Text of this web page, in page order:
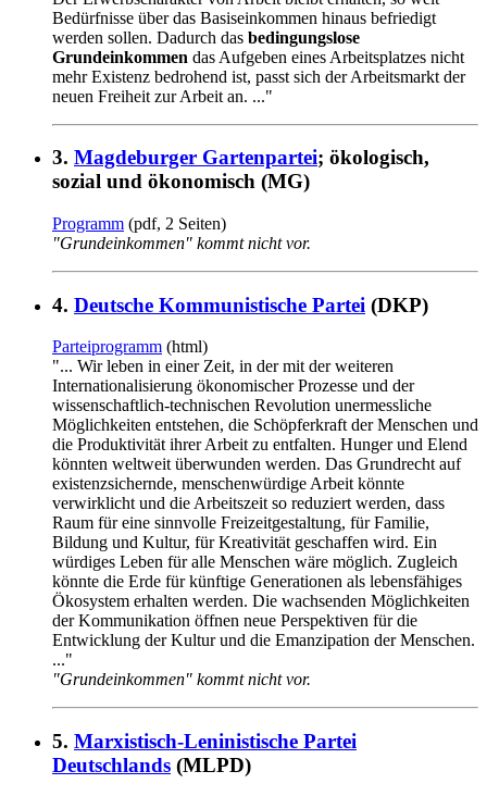
Bedürfnisse über das Basiseinkommen hinaus befriedigt
werden sollen. Dadurch das bedingungslose
Grundeinkommen das Aufgeben eines Arbeitsplatzes nicht
mehr Existenz bedrohend ist, passt sich der Arbeitsmarkt der
neuen Freiheit zur Arbeit an. ..."
3. Magdeburger Gartenpartei; ökologisch,
sozial und ökonomisch (MG)
Programm (pdf, 2 Seiten)
"Grundeinkommen" kommt nicht vor.
4. Deutsche Kommunistische Partei (DKP)
Parteiprogramm (html)
"... Wir leben in einer Zeit, in der mit der weiteren
Internationalisierung ökonomischer Prozesse und der
wissenschaftlich-technischen Revolution unermessliche
Möglichkeiten entstehen, die Schöpferkraft der Menschen und
die Produktivität ihrer Arbeit zu entfalten. Hunger und Elend
könnten weltweit überwunden werden. Das Grundrecht auf
existenzsichernde, menschenwürdige Arbeit könnte
verwirklicht und die Arbeitszeit so reduziert werden, dass
Raum für eine sinnvolle Freizeitgestaltung, für Familie,
Bildung und Kultur, für Kreativität geschaffen wird. Ein
würdiges Leben für alle Menschen wäre möglich. Zugleich
könnte die Erde für künftige Generationen als lebensfähiges
Ökosystem erhalten werden. Die wachsenden Möglichkeiten
der Kommunikation öffnen neue Perspektiven für die
Entwicklung der Kultur und die Emanzipation der Menschen.
..."
"Grundeinkommen" kommt nicht vor.
5. Marxistisch-Leninistische Partei
Deutschlands (MLPD)